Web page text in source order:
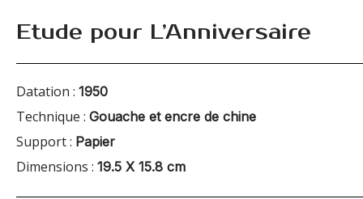
Etude pour L’Anniversaire
Datation : 1950
Technique : Gouache et encre de chine
Support : Papier
Dimensions : 19.5 X 15.8 cm